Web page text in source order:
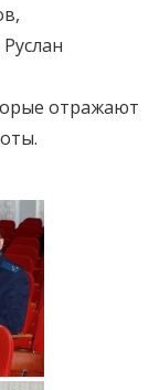
отражают